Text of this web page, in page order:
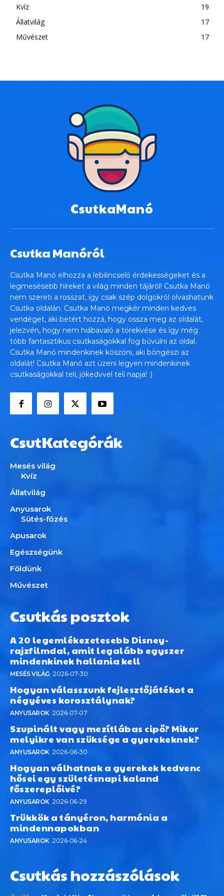
Kvíz
19
Állatvilág
17
Művészet
17
CsutkaManó
Csutka Manóról
Csutka Manó elhozza a lebilincselő érdekességeket és a
legmesésebb híreket a világ minden tájáról! Csutka Manó
nem szereti a rosszat, így csak szép dolgokról olvashatunk
Csutka oldalán. Csutka Manó megkér minden kedves
vendéget, aki betért hozzá, hogy ossza meg az oldalát,
jelezvén, hogy nem hiábavaló a törekvése és így még
több fantasztikus csutkaságokkal fog bűvülni az oldal.
Csutka Manó mindenkinek köszöni, aki böngészi az
oldalát! Csutka Manó azt üzeni legyen mindenkinek
csutkaságokkal teli, jókedvvel teli napja! :)
CsutKategórák
Mesés világ
Kvíz
Állatvilág
Anyusarok
Sütés-főzés
Apusarok
Egészségünk
Földünk
Művészet
Csutkás posztok
A 20 legemlékezetesebb Disney-
rajzfilmdal, amit legalább egyszer
mindenkinek hallania kell
MESÉS VILÁG 2026-07-30
Hogyan válasszunk fejlesztőjátékot a
négyéves korosztálynak?
ANYUSAROK 2026-07-07
Szupinált vagy mezítlábas cipő? Mikor
melyikre van szüksége a gyerekeknek?
ANYUSAROK 2026-06-30
Hogyan válhatnak a gyerekek kedvenc
hősei egy születésnapi kaland
főszereplőivé?
ANYUSAROK 2026-06-29
Trükkök a tányéron, harmónia a
mindennapokban
ANYUSAROK 2026-06-24
Csutkás hozzászólások